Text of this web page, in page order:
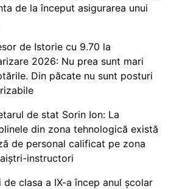
de la început asigurarea unui
de Istorie cu 9.70 la
2026: Nu prea sunt mari
Din păcate nu sunt posturi
de stat Sorin Ion: La
din zona tehnologică există
de personal calificat pe zona
instructori
de clasa a IX-a încep anul școlar